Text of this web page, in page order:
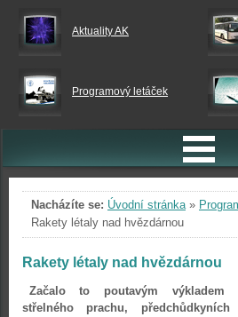
Aktuality AK
Programový letáček
Nacházíte se: Úvodní stránka»
Rakety létaly nad hvězdárnou
Rakety létaly nad hvězdárnou
Začalo to poutavým výkladem
střelného prachu, předchůdkyních